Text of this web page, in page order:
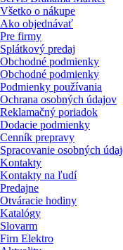
Všetko o nákupe
Ako objednávať
Pre firmy
Splátkový predaj
Obchodné podmienky
Obchodné podmienky
Podmienky používania
Ochrana osobných údajov
Reklamačný poriadok
Dodacie podmienky
Cenník prepravy
Spracovanie osobných
Kontakty
Kontakty na ľudí
Predajne
Otváracie hodiny
Katalógy
Slovarm
Firn Elektro